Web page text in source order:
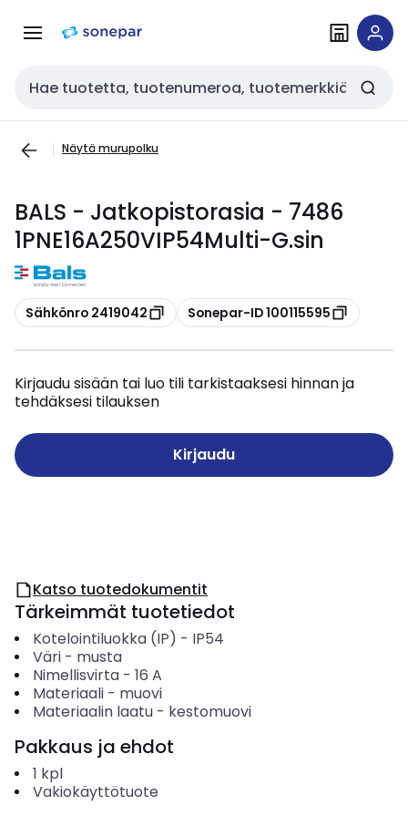
navigointiinsisältöön
Haku
Näytä murupolku
BALS - Jatkopistorasia - 7486
1PNE16A250VIP54Multi-G.sin
Kopioi
Sähkönro 2419042 Kopioi
Sonepar-ID 100115595
Kirjaudu sisään tai luo tili tarkistaaksesi hinnan ja
tehdäksesi tilauksen
Kirjaudu
Katso tuotedokumentit
Tärkeimmät tuotetiedot
Kotelointiluokka (IP) - IP54
Väri- musta
Nimellisvirta- 16 A
Materiaali- muovi
Materiaalin laatu- kestomuovi
Pakkaus ja ehdot
1 kpl
Vakiokäyttötuote